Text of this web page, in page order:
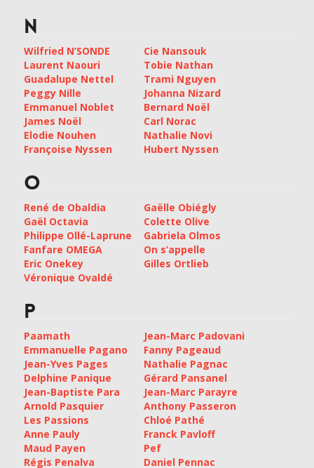
N
Wilfried N’SONDE
Cie Nansouk
Laurent Naouri
Tobie Nathan
Guadalupe Nettel
Trami Nguyen
Peggy Nille
Johanna Nizard
Emmanuel Noblet
Bernard Noël
James Noël
Carl Norac
Elodie Nouhen
Nathalie Novi
Françoise Nyssen
Hubert Nyssen
O
René de Obaldia
Gaëlle Obiégly
Gaël Octavia
Colette Olive
Philippe Ollé-Laprune
Gabriela Olmos
Fanfare OMEGA
On s’appelle
Eric Onekey
Gilles Ortlieb
Véronique Ovaldé
P
Paamath
Jean-Marc Padovani
Emmanuelle Pagano
Fanny Pageaud
Jean-Yves Pages
Nathalie Pagnac
Delphine Panique
Gérard Pansanel
Jean-Baptiste Para
Jean-Marc Parayre
Arnold Pasquier
Anthony Passeron
Les Passions
Chloé Pathé
Anne Pauly
Franck Pavloff
Maud Payen
Pef
Régis Penalva
Daniel Pennac